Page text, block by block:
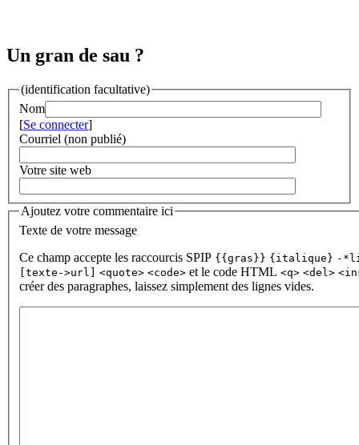
Un gran de sau ?
(identification facultative)
Nom
[Se connecter]
Courriel (non publié)
Votre site web
Ajoutez votre commentaire ici
Texte de votre message
Ce champ accepte les raccourcis SPIP {{gras}} {italique} -
[texte->url] <quote> <code> et le code HTML <q> <del>
créer des paragraphes, laissez simplement des lignes vides.